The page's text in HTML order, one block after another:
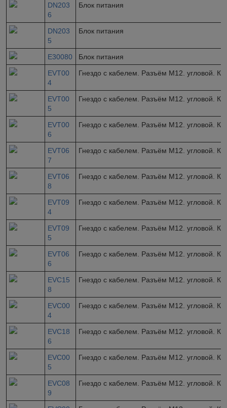
DN203
6
Блок питания
DN203
5
Блок питания
E30080
Блок питания
EVT00
4
Гнездо с кабелем. Разъём M12. угловой.
EVT00
5
Гнездо с кабелем. Разъём M12. угловой.
EVT00
6
Гнездо с кабелем. Разъём M12. угловой.
EVT06
7
Гнездо с кабелем. Разъём M12. угловой.
EVT06
8
Гнездо с кабелем. Разъём M12. угловой.
EVT09
4
Гнездо с кабелем. Разъём M12. угловой.
EVT09
5
Гнездо с кабелем. Разъём M12. угловой.
EVT06
6
Гнездо с кабелем. Разъём M12. угловой.
EVC15
8
Гнездо с кабелем. Разъём M12. угловой.
EVC00
4
Гнездо с кабелем. Разъём M12. угловой.
EVC18
6
Гнездо с кабелем. Разъём M12. угловой.
EVC00
5
Гнездо с кабелем. Разъём M12. угловой.
EVC08
9
Гнездо с кабелем. Разъём M12. угловой.